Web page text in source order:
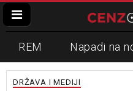
REM Napadi na
Zvučni top
DRŽAVA I MEDIJI